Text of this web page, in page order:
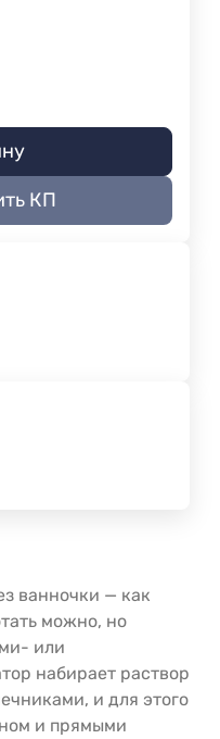
КП
ванночки — как
можно, но
или
набирает раствор
и для этого
и прямыми